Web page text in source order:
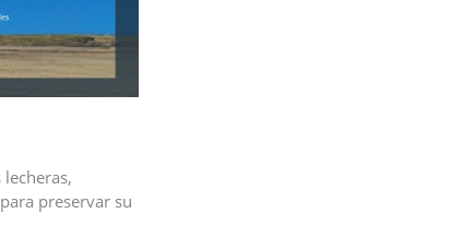
preservar su